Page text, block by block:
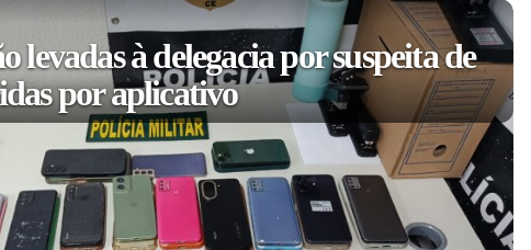
levadas à delegacia por suspeita de
por aplicativo